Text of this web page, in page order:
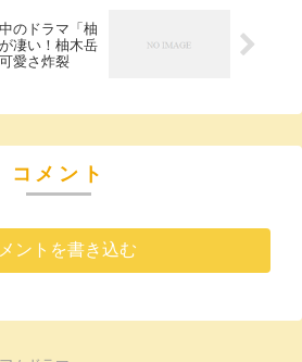
のドラマ「柚
凄い！柚木岳
愛さ炸裂
コメント
ントを書き込む